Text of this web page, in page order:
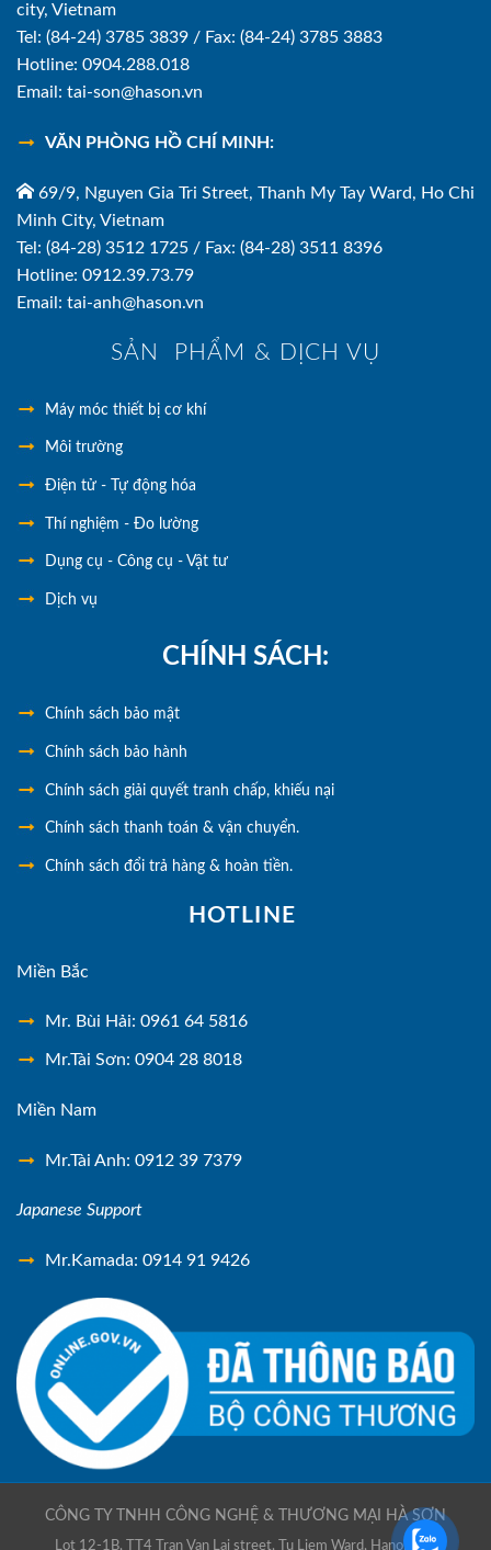
city, Vietnam
Tel: (84-24) 3785 3839 / Fax: (84-24) 3785 3883
Hotline: 0904.288.018
Email: tai-son@hason.vn
VĂN PHÒNG HỒ CHÍ MINH:
69/9, Nguyen Gia Tri Street, Thanh My Tay Ward, Ho Chi
Minh City, Vietnam
Tel: (84-28) 3512 1725 / Fax: (84-28) 3511 8396
Hotline: 0912.39.73.79
Email: tai-anh@hason.vn
SẢN PHẨM & DỊCH VỤ
Máy móc thiết bị cơ khí
Môi trường
Điện tử - Tự động hóa
Thí nghiệm - Đo lường
Dụng cụ - Công cụ - Vật tư
Dịch vụ
CHÍNH SÁCH:
Chính sách bảo mật
Chính sách bảo hành
Chính sách giải quyết tranh chấp, khiếu nại
Chính sách thanh toán & vận chuyển.
Chính sách đổi trả hàng & hoàn tiền.
HOTLINE
Miền Bắc
Mr. Bùi Hải: 0961 64 5816
Mr.Tài Sơn: 0904 28 8018
Miền Nam
Mr.Tài Anh: 0912 39 7379
Japanese Support
Mr.Kamada: 0914 91 9426
CÔNG TY TNHH CÔNG NGHỆ & THƯƠNG MẠI HÀ SƠN
Lot 12-1B, TT4 Tran Van Lai street, Tu Liem Ward, Hanoi city,